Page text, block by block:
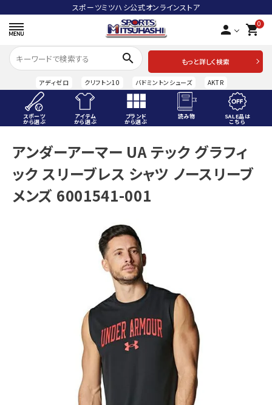
スポーツミツハシ公式オンラインストア
person 0
shopping_cart
search
もっと詳しく検索
アディゼロ クリフトン10 バドミントンシューズ AKTR
スポーツ
から選ぶ
アイテム
から選ぶ
ブランド
から選ぶ
読み物 SALE品は
こちら
ACCOUNT MENU
ようこそ ゲスト 様
meeting_room ログイン person 会員登録
アンダーアーマー UA テック グラフィ
ック スリーブレス シャツ ノースリーブ
メンズ 6001541-001